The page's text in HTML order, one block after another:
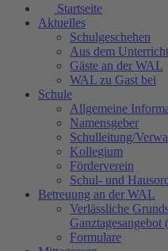
Startseite
Aktuelles
Schulgeschehen
Aus dem Unterricht
Gäste an der WAL
WAL zu Gast bei
Schule
Allgemeine
Namensgeber
Schulleitung/
Kollegium
Förderverein
Schul- und
Betreuung an der WAL
Verlässliche
Ganztagesangebot
Formulare